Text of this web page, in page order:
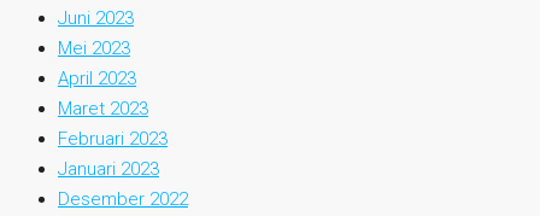
Juni 2023
Mei 2023
April 2023
Maret 2023
Februari 2023
Januari 2023
Desember 2022